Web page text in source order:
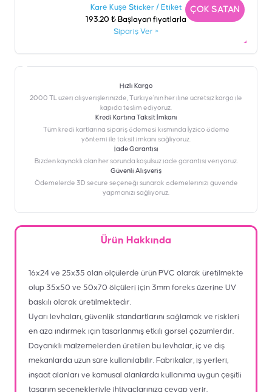
ÇOK SATAN
Kare Kuşe Sticker / Etiket
193.20 ₺ Başlayan fiyatlarla
Sipariş Ver >
Hızlı Kargo
2000 TL üzeri alışverişlerinizde, Türkiye’nin her iline ücretsiz kargo ile
kapıda teslim ediyoruz.
Kredi Kartına Taksit İmkanı
‎Tüm kredi kartlarına sipariş ödemesi kısmında İyzico ödeme
yöntemi ile taksit imkanı sağlıyoruz.
İade Garantisi
Bizden kaynaklı olan her sorunda koşulsuz iade garantisi veriyoruz.
Güvenli Alışveriş
Ödemelerde 3D secure seçeneği sunarak ödemelerinizi güvende
yapmanızı sağlıyoruz.
Ürün Hakkında
16x24 ve 25x35 olan ölçülerde ürün PVC olarak üretilmekte
olup 35x50 ve 50x70 ölçüleri için 3mm foreks üzerine UV
baskılı olarak üretilmektedir.
Uyarı levhaları, güvenlik standartlarını sağlamak ve riskleri
en aza indirmek için tasarlanmış etkili görsel çözümlerdir.
Dayanıklı malzemelerden üretilen bu levhalar, iç ve dış
mekanlarda uzun süre kullanılabilir. Fabrikalar, iş yerleri,
inşaat alanları ve kamusal alanlarda kullanıma uygun çeşitli
tasarım seçenekleriyle ihtiyaçlarınıza cevap verir.